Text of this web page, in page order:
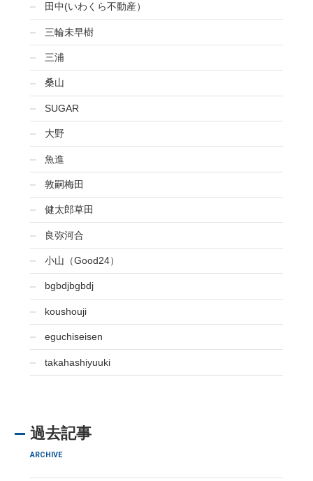
田中(いわくら不動産）
三輪未早樹
三浦
桑山
SUGAR
大野
魚進
敦嗣梅田
健太郎草田
良弥河合
小山（Good24）
bgbdjbgbdj
koushouji
eguchiseisen
takahashiyuuki
過去記事
ARCHIVE